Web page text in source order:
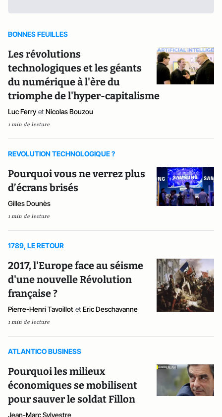
BONNES FEUILLES
Les révolutions
technologiques et les géants
du numérique à l'ère du
triomphe de l'hyper-capitalisme
Luc Ferry et Nicolas Bouzou
1 min de lecture
REVOLUTION TECHNOLOGIQUE ?
Pourquoi vous ne verrez plus
d’écrans brisés
Gilles Dounès
1 min de lecture
1789, LE RETOUR
2017, l'Europe face au séisme
d'une nouvelle Révolution
française ?
Pierre-Henri Tavoillot et Eric Deschavanne
1 min de lecture
ATLANTICO BUSINESS
Pourquoi les milieux
économiques se mobilisent
pour sauver le soldat Fillon
Jean-Marc Sylvestre